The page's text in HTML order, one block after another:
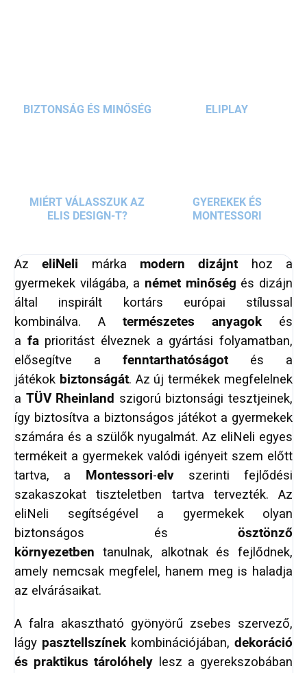
BIZTONSÁG ÉS MINŐSÉG ELIPLAY
MIÉRT VÁLASSZUK AZ
ELIS DESIGN-T?
GYEREKEK ÉS
MONTESSORI
AzeliNeli márka modern dizájnt hoz a
gyermekek világába, a német minőség és dizájn
által inspirált kortárs európai stílussal
kombinálva. A természetes anyagok és
a faprioritást élveznek a gyártási folyamatban,
elősegítve a fenntarthatóságot és a
játékok biztonságát. Az új termékek megfelelnek
a TÜV Rheinland szigorú biztonsági tesztjeinek,
így biztosítva a biztonságos játékot a gyermekek
számára és a szülők nyugalmát. Az eliNeli egyes
termékeit a gyermekek valódi igényeit szem előtt
tartva, a Montessori-elvszerinti fejlődési
szakaszokat tiszteletben tartva tervezték. Az
eliNeli segítségével a gyermekek olyan
biztonságos és ösztönző
környezetben tanulnak, alkotnak és fejlődnek,
amely nemcsak megfelel, hanem meg is haladja
az elvárásaikat.
A falra akasztható gyönyörű zsebes szervező,
lágy pasztellszínek kombinációjában, dekoráció
és praktikus tárolóhely lesz a gyerekszobában